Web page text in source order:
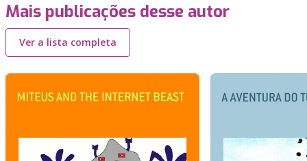
Mais publicações desse autor
Ver a lista completa